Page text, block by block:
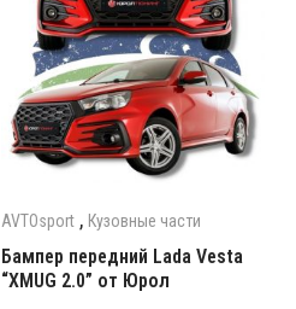
AVTOsport, Кузовные части
Бампер передний Lada Vesta
“XMUG 2.0” от Юрол